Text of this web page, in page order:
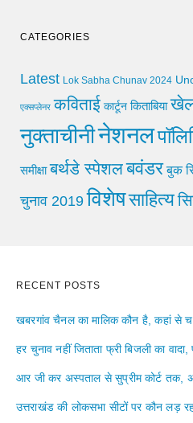
CATEGORIES
Latest Lok Sabha Chunav 2024
एक्सप्लेनर कविताई कार्टून किताबिया
नुक्ताचीनीनेशनल
समीक्षा बर्थडे स्पेशलबवंडर बुक
चुनाव 2019 विशेषसाहित्य
RECENT POSTS
खबरगांव चैनल का मालिक कौन है, कहां से
हर चुनाव नहीं जिताता फ्री बिजली का
आर जी कर अस्पताल से सुप्रीम कोर्ट तक,
उत्तराखंड की लोकसभा सीटों पर कौन लड़